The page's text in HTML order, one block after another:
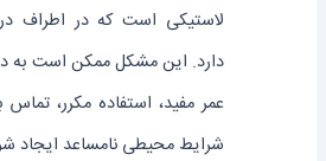
لاستیکی است که در اطراف
دارد. این مشکل ممکن است به
عمر مفید، استفاده مکرر،
شرایط محیطی نامساعد ایجاد